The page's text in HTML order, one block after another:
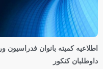
اطلاعیه کمیته بانوان
داوطلبان کنکور